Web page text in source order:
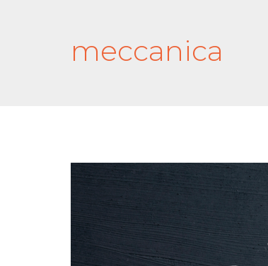
meccanica